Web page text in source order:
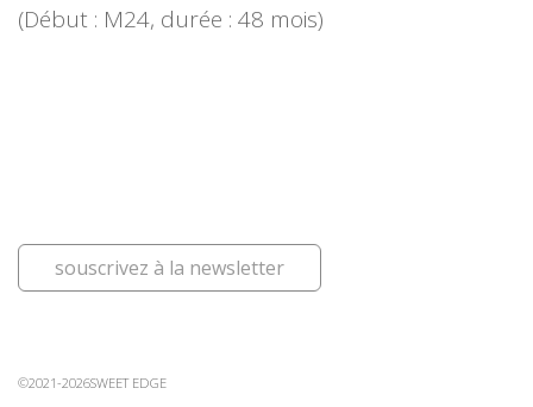
(Début : M24, durée : 48 mois)
souscrivez à la newsletter
©2021-2026SWEET EDGE